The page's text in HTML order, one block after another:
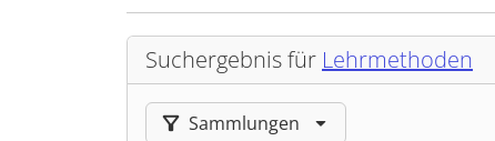
Suchergebnis für Lehrmethoden
Ergebnisse filtern nach:
Sammlungen